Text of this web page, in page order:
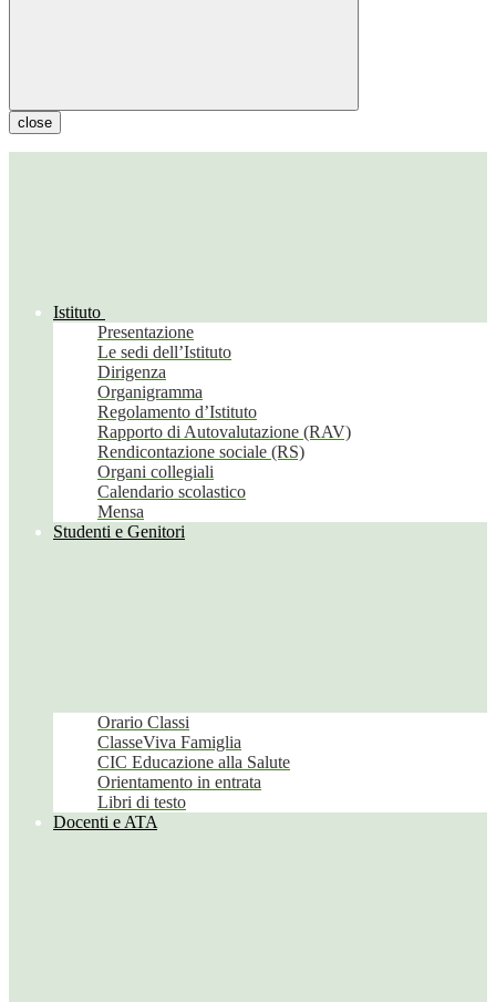
close
Istituto
Presentazione
Le sedi dell’Istituto
Dirigenza
Organigramma
Regolamento d’Istituto
Rapporto di Autovalutazione (RAV)
Rendicontazione sociale (RS)
Organi collegiali
Calendario scolastico
Mensa
Studenti e Genitori
Orario Classi
ClasseViva Famiglia
CIC Educazione alla Salute
Orientamento in entrata
Libri di testo
Docenti e ATA